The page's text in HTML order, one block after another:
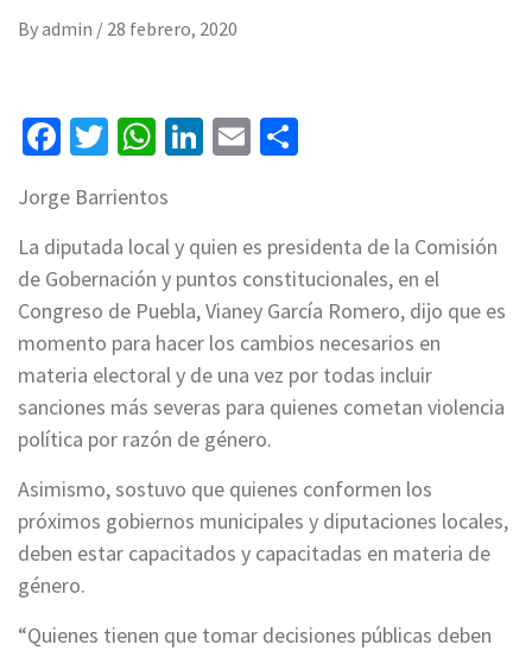
Byadmin / 28 febrero, 2020
Facebook
Twitter
WhatsApp
LinkedIn
Email
Jorge Barrientos
La diputada local y quien es presidenta de la Comisión
de Gobernación y puntos constitucionales, en el
Congreso de Puebla, Vianey García Romero, dijo que es
momento para hacer los cambios necesarios en
materia electoral y de una vez por todas incluir
sanciones más severas para quienes cometan violencia
política por razón de género.
Asimismo, sostuvo que quienes conformen los
próximos gobiernos municipales y diputaciones locales,
deben estar capacitados y capacitadas en materia de
género.
“Quienes tienen que tomar decisiones públicas deben